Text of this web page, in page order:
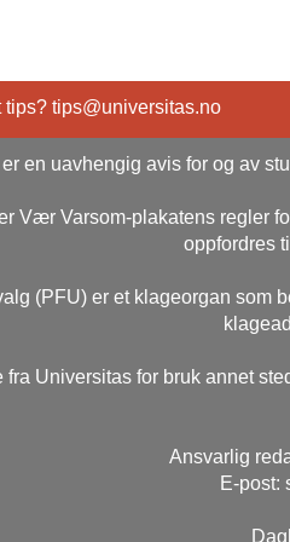
tips? tips@universitas.no
en uavhengig avis for og av
Vær Varsom-plakatens regler
oppfordres
(PFU) er et klageorgan som
fra Universitas for bruk annet
Ansvarlig
E-post: